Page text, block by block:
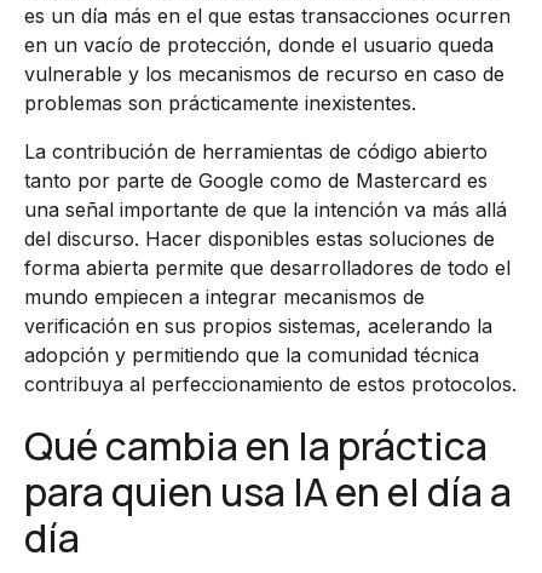
es un día más en el que estas transacciones ocurren
en un vacío de protección, donde el usuario queda
vulnerable y los mecanismos de recurso en caso de
problemas son prácticamente inexistentes.
La contribución de herramientas de código abierto
tanto por parte de Google como de Mastercard es
una señal importante de que la intención va más allá
del discurso. Hacer disponibles estas soluciones de
forma abierta permite que desarrolladores de todo el
mundo empiecen a integrar mecanismos de
verificación en sus propios sistemas, acelerando la
adopción y permitiendo que la comunidad técnica
contribuya al perfeccionamiento de estos protocolos.
Qué cambia en la práctica
para quien usa IA en el día a
día